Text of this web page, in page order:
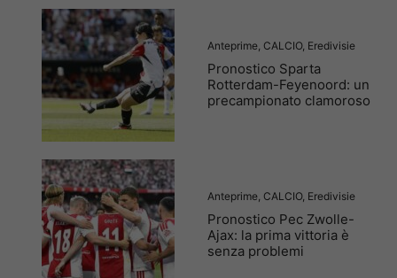
Anteprime CALCIO, Eredivisie
Pronostico Sparta
Rotterdam-Feyenoord: un
precampionato clamoroso
Anteprime CALCIO, Eredivisie
Pronostico Pec Zwolle-
Ajax: la prima vittoria è
senza problemi